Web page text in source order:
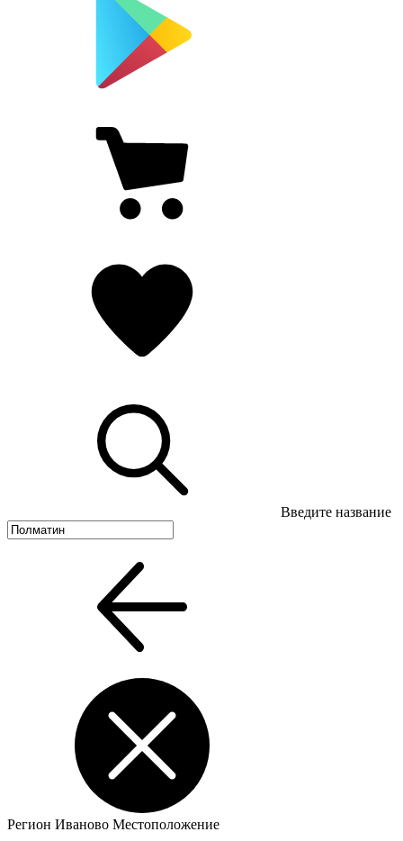
Введите название
Регион Иваново Местоположение